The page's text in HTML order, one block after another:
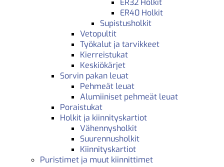
ER32 Holkit
ER40 Holkit
Supistusholkit
Vetopultit
Työkalut ja tarvikkeet
Kierreistukat
Keskiökärjet
Sorvin pakan leuat
Pehmeät leuat
Alumiiniset pehmeät leuat
Poraistukat
Holkit ja kiinnityskartiot
Vähennysholkit
Suurennusholkit
Kiinnityskartiot
Puristimet ja muut kiinnittimet